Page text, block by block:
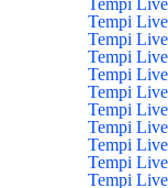
Tempi
Tempi
Tempi
Tempi
Tempi
Tempi
Tempi
Tempi
Tempi
Tempi